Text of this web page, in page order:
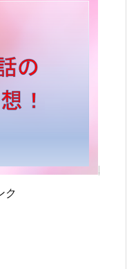
ク